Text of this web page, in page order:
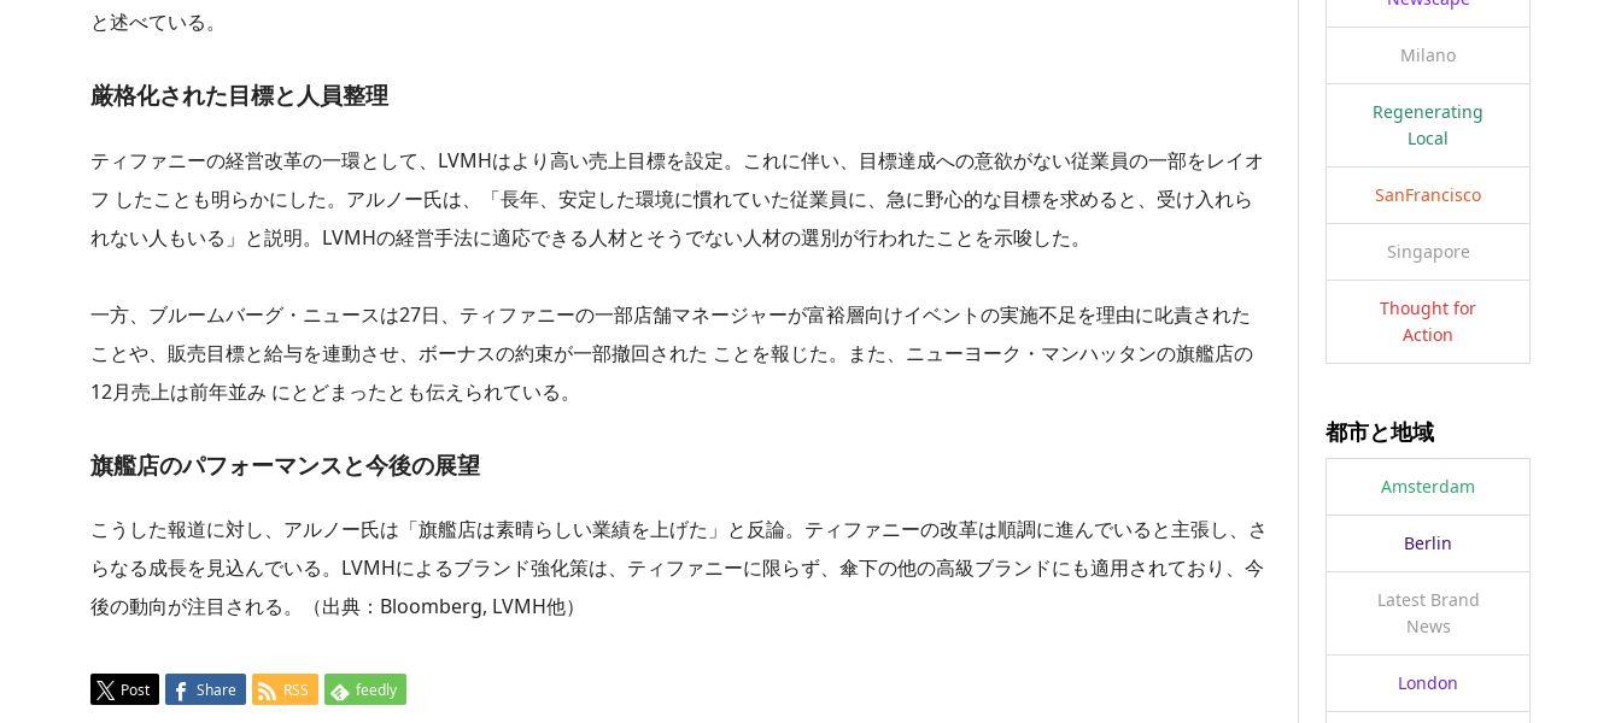
と述べている。
厳格化された目標と人員整理
ティファニーの経営改革の一環として、LVMHはより高い売上目標を設定。これに伴い、目標達成への意欲がない従業員の一部をレイオ
フ したことも明らかにした。アルノー氏は、「長年、安定した環境に慣れていた従業員に、急に野心的な目標を求めると、受け入れら
れない人もいる」と説明。LVMHの経営手法に適応できる人材とそうでない人材の選別が行われたことを示唆した。
一方、ブルームバーグ・ニュースは27日、ティファニーの一部店舗マネージャーが富裕層向けイベントの実施不足を理由に叱責された
ことや、販売目標と給与を連動させ、ボーナスの約束が一部撤回された ことを報じた。また、ニューヨーク・マンハッタンの旗艦店の
12月売上は前年並み にとどまったとも伝えられている。
旗艦店のパフォーマンスと今後の展望
こうした報道に対し、アルノー氏は「旗艦店は素晴らしい業績を上げた」と反論。ティファニーの改革は順調に進んでいると主張し、さ
らなる成長を見込んでいる。LVMHによるブランド強化策は、ティファニーに限らず、傘下の他の高級ブランドにも適用されており、今
後の動向が注目される。（出典：Bloomberg, LVMH他）
Post Share RSS feedly
Milano
Regenerating
Local
SanFrancisco
Singapore
Thought for
Action
都市と地域
Amsterdam
Berlin
Latest Brand
News
London